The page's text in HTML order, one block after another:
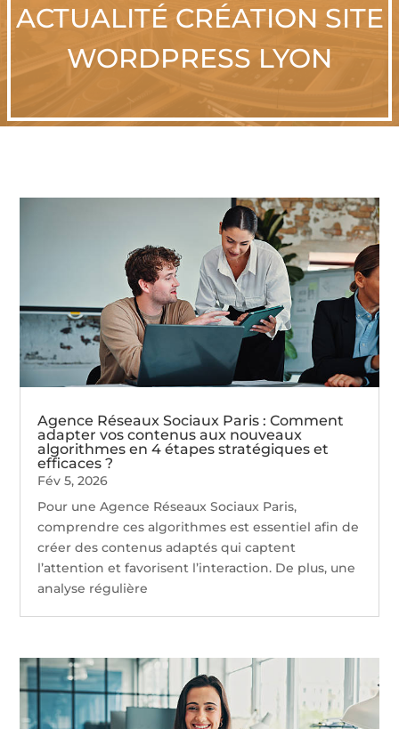
ACTUALITÉ CRÉATION SITE
WORDPRESS LYON
Agence Réseaux Sociaux Paris : Comment
adapter vos contenus aux nouveaux
algorithmes en 4 étapes stratégiques et
efficaces ?
Fév 5, 2026
Pour une Agence Réseaux Sociaux Paris,
comprendre ces algorithmes est essentiel afin de
créer des contenus adaptés qui captent
l’attention et favorisent l’interaction. De plus, une
analyse régulière